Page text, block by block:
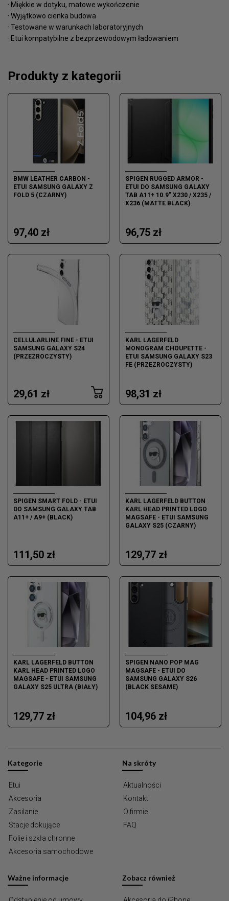
· Miękkie w dotyku, matowe wykończenie
· Wyjątkowo cienka budowa
· Testowane w warunkach laboratoryjnych
· Etui kompatybilne z bezprzewodowym ładowaniem
Produkty z kategorii
BMW LEATHER CARBON -
ETUI SAMSUNG GALAXY Z
FOLD 5 (CZARNY)
97,40 zł
SPIGEN RUGGED ARMOR -
ETUI DO SAMSUNG GALAXY
TAB A11+ 10.9" X230 / X235 /
X236 (MATTE BLACK)
96,75 zł
CELLULARLINE FINE - ETUI
SAMSUNG GALAXY S24
(PRZEZROCZYSTY)
29,61 zł
KARL LAGERFELD
MONOGRAM CHOUPETTE -
ETUI SAMSUNG GALAXY S23
FE (PRZEZROCZYSTY)
98,31 zł
SPIGEN SMART FOLD - ETUI
DO SAMSUNG GALAXY TAB
A11+ / A9+ (BLACK)
111,50 zł
KARL LAGERFELD BUTTON
KARL HEAD PRINTED LOGO
MAGSAFE - ETUI SAMSUNG
GALAXY S25 (CZARNY)
129,77 zł
KARL LAGERFELD BUTTON
KARL HEAD PRINTED LOGO
MAGSAFE - ETUI SAMSUNG
GALAXY S25 ULTRA (BIAŁY)
129,77 zł
SPIGEN NANO POP MAG
MAGSAFE - ETUI DO
SAMSUNG GALAXY S26
(BLACK SESAME)
104,96 zł
Kategorie
Etui
Akcesoria
Zasilanie
Stacje dokujące
Folie i szkła chronne
Akcesoria samochodowe
Na skróty
Aktualności
Kontakt
O firmie
FAQ
Ważne informacje Zobacz również